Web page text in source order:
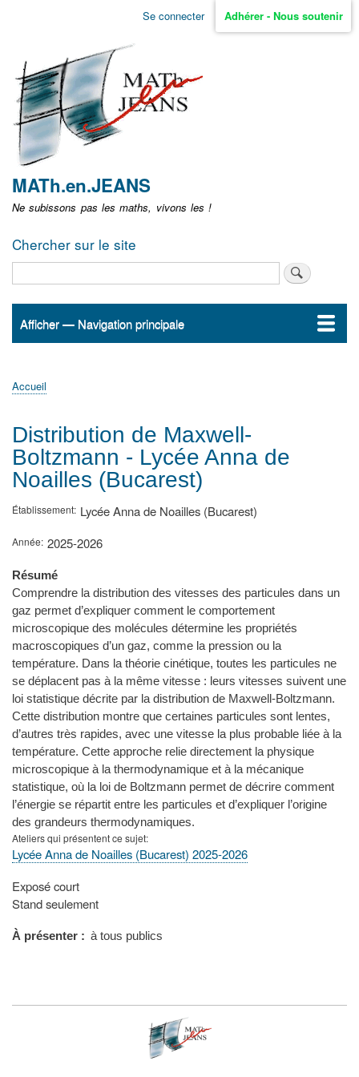
Aller
non
identifié
Se connecter Adhérer - Nous soutenir
MATh.en.JEANS
Ne subissons pas les maths, vivons les !
Chercher sur le site
Navigation
Afficher — Navigation principale
Accueil
ActualitésMATh.en.JEANS ?
Régions et Ateliers
Créer, gérer un atelier
Sujets/Publications
Congrès
d'Ariane
Accueil
Distribution de Maxwell-
Boltzmann - Lycée Anna de
Noailles (Bucarest)
Établissement Lycée Anna de Noailles (Bucarest)
Année 2025-2026
Résumé
Comprendre la distribution des vitesses des particules dans un
gaz permet d’expliquer comment le comportement
microscopique des molécules détermine les propriétés
macroscopiques d’un gaz, comme la pression ou la
température. Dans la théorie cinétique, toutes les particules ne
se déplacent pas à la même vitesse : leurs vitesses suivent une
loi statistique décrite par la distribution de Maxwell-Boltzmann.
Cette distribution montre que certaines particules sont lentes,
d’autres très rapides, avec une vitesse la plus probable liée à la
température. Cette approche relie directement la physique
microscopique à la thermodynamique et à la mécanique
statistique, où la loi de Boltzmann permet de décrire comment
l’énergie se répartit entre les particules et d’expliquer l’origine
des grandeurs thermodynamiques.
Ateliers qui présentent ce sujet
Lycée Anna de Noailles (Bucarest) 2025-2026
Type
de
présentation
au
congrès
Exposé court
Stand seulement
À présenter à tous publics